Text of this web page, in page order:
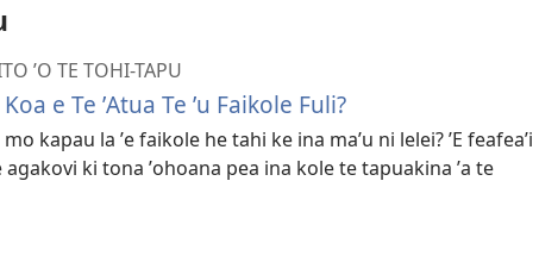
ʼO TE TOHI-TAPU
e Te ʼAtua Te ʼu Faikole Fuli?
mo kapau la ʼe faikole he tahi ke ina maʼu ni lelei? ʼE feafeaʼi
agakovi ki tona ʼohoana pea ina kole te tapuakina ʼa te